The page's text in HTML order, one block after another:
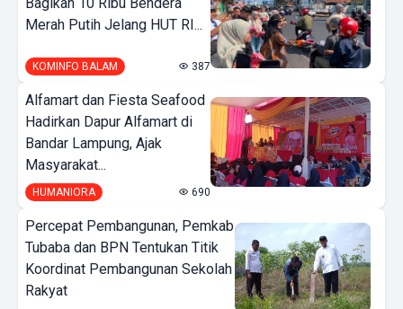
Merah Putih Jelang HUT RI...
KOMINFO BALAM 387
Alfamart dan Fiesta Seafood
Hadirkan Dapur Alfamart di
Bandar Lampung, Ajak
Masyarakat...
HUMANIORA 690
Percepat Pembangunan, Pemkab
Tubaba dan BPN Tentukan Titik
Koordinat Pembangunan Sekolah
Rakyat